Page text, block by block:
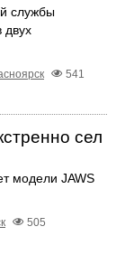
службы
двух
541
сел
модели JAWS
505